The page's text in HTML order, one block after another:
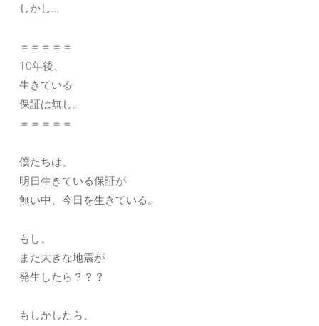
しかし…
＝＝＝＝＝
10年後、
生きている
保証は無し。
＝＝＝＝＝
僕たちは、
明日生きている保証が
無い中、今日を生きている。
もし、
また大きな地震が
発生したら？？？
もしかしたら、